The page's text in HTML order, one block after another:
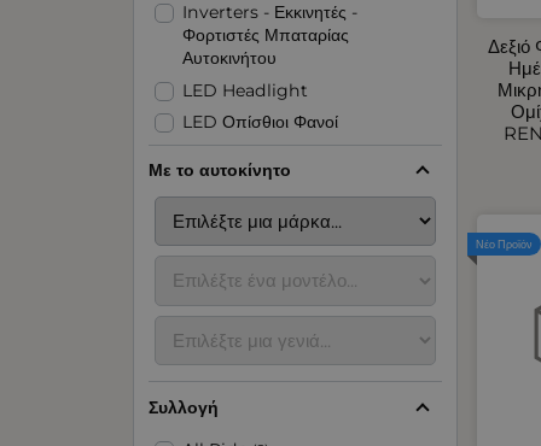
Νέο Προϊόν
Inverters - Εκκινητές -
Φορτιστές Μπαταρίας
Αυτοκινήτου
LED Headlight
LED Οπίσθιοι Φανοί
Organizer για Πορτμπαγκάζ -
Πλάτης Καθίσματος
Αερόθερμα Αυτοκινήτου
Αναδιπλούμενες Ράμπες -
Ταινίες
Ανεμοθραύστες Αυτοκινήτου
Με το αυτοκίνητο
Συλλογή